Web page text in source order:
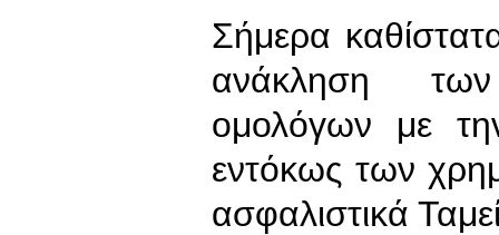
Σήμερα
ανάκληση
ομολόγων με
εντόκως των
ασφαλιστικά